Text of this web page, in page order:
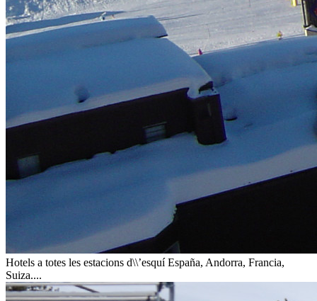
Hotels a totes les estacions d\\’esquí España, Andorra, Francia,
Suiza....